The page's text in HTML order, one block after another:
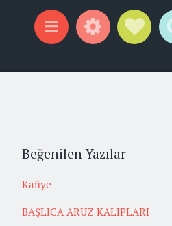
Beğenilen Yazılar
Kafiye
BAŞLICA ARUZ KALIPLARI